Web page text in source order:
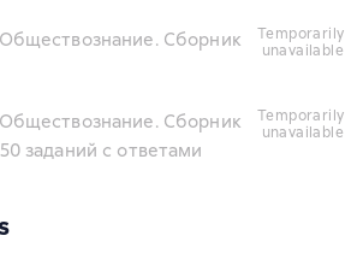
Сборник
temporarily
unavailable
Сборник
заданий с ответами
temporarily
unavailable